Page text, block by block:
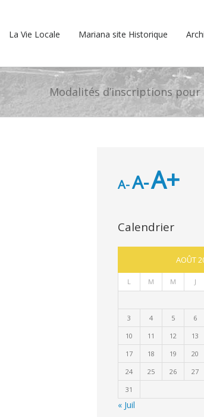
La Vie Locale Mariana site Historique
Modalités d’inscriptions pour
A-A-A+
Calendrier
AOÛT
L M M J
3
4 5 6
10
11 12 13
17
18 19 20
24
25 26 27
31
« Juil